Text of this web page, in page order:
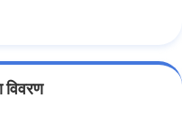
विवरण